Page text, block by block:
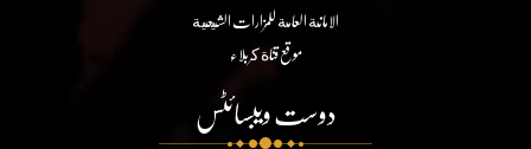
الامانة العامة للمزارات الشيعية
موقع قناة كربلاء
دوست ویبسائٹس